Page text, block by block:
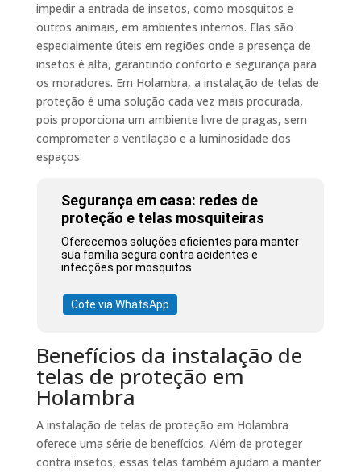
impedir a entrada de insetos, como mosquitos e
outros animais, em ambientes internos. Elas são
especialmente úteis em regiões onde a presença de
insetos é alta, garantindo conforto e segurança para
os moradores. Em Holambra, a instalação de telas de
proteção é uma solução cada vez mais procurada,
pois proporciona um ambiente livre de pragas, sem
comprometer a ventilação e a luminosidade dos
espaços.
Segurança em casa: redes de
proteção e telas mosquiteiras
Oferecemos soluções eficientes para manter
sua família segura contra acidentes e
infecções por mosquitos.
Cote via WhatsApp
Benefícios da instalação de
telas de proteção em
Holambra
A instalação de telas de proteção em Holambra
oferece uma série de benefícios. Além de proteger
contra insetos, essas telas também ajudam a manter